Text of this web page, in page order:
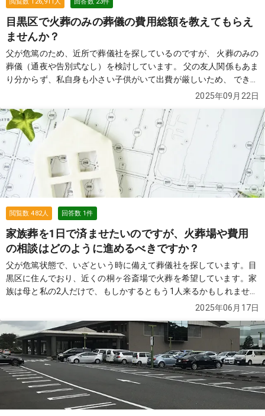
目黒区で火葬のみの葬儀の費用総額を教えてもらえ
ませんか？
父が危篤のため、近所で葬儀社を探しているのですが、 火葬のみの
葬儀（通夜や告別式なし）を検討しています。 父の友人関係もあま
り分からず、私自身も小さい子供がいて出費が厳しいため、 できる
が、 実際には総額で35万円ほどになりました。 担当者に確認した
ところ、火葬場の料金やその他の費用は別途必要になるとのこと
で、 結局は思っていたよりも高額になってしまい、正直納得がいっ
ていません。 もちろん76,000円だけでできないことは理解しまし
たが、 最終的にかかる総額を含め、できるだけ安く対応してくれる
葬儀社を探しています。 近所で火葬のみを行った場合の費用総額の
相場や、 実際に利用して良かった葬儀社があれば教えていただきた
いです。 皆さまのおすすめをぜひ伺いたいです。
2025年09月22日
閲覧数482人 回答数 1件
家族葬を1日で済ませたいのですが、火葬場や費用
の相談はどのように進めるべきですか？
父が危篤状態で、いざという時に備えて葬儀社を探しています。目
黒区に住んでおり、近くの桐ヶ谷斎場で火葬を希望しています。家
族は母と私の2人だけで、もしかするともう1人来るかもしれません
が、基本的には3人で1日で済ませたいと考えています。病院からの
ある葬儀社に連絡すれば、病院へのお迎えから火葬までの対応をす
べてお願いすることは可能でしょうか。また、私は遠方に住んでお
り、役所の手続きやその他の事務作業を代行してもらえるかも心配
です。 宗教に関しては、お墓は既に墓じまいしており、無宗教でも
よいと考えていますが、もし希望すれば僧侶の手配も可能なのか知
りたいです。その場合の費用がどの程度変わるのかも気になりま
す。 葬儀の形式がまだ決まっていない段階でも相談に乗っていただ
2025年06月17日